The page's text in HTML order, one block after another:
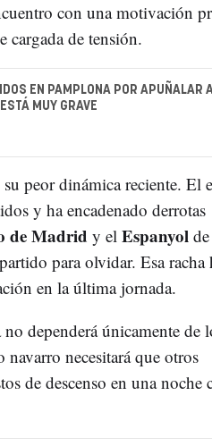
con una motivación
cargada de tensión.
EN PAMPLONA POR APUÑALAR
MUY GRAVE
peor dinámica reciente. El
y ha encadenado derrotas
de Madrid y el Espanyol
para olvidar. Esa racha
en la última jornada.
dependerá únicamente de
necesitará que otros
de descenso en una noche